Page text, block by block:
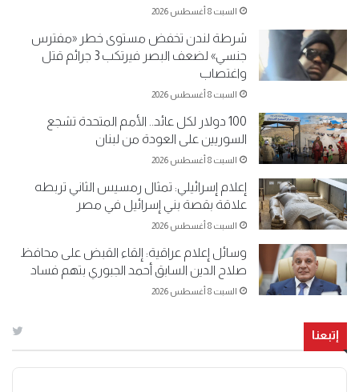
السبت 8 أغسطس 2026
شرطة لندن تخفض مستوى خطر «مفترس
جنسي» لضعف البصر فيرتكب 3 جرائم قتل
واغتصاب
السبت 8 أغسطس 2026
100 دولار لكل عائد.. الأمم المتحدة تشجع
السوريين على العودة من لبنان
السبت 8 أغسطس 2026
إعلام إسرائيلي: تمثال رمسيس الثاني تربطه
علاقة بقصة بني إسرائيل في مصر
السبت 8 أغسطس 2026
وسائل إعلام عراقية: إلقاء القبض على محافظ
صلاح الدين السابق أحمد الجبوري بتهم فساد
السبت 8 أغسطس 2026
إتبعنا